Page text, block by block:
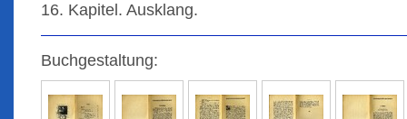
16. Kapitel. Ausklang.
Buchgestaltung: